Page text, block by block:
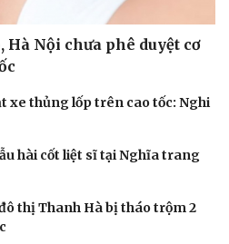
Hà Nội chưa phê duyệt cơ
xe thủng lốp trên cao tốc: Nghi
hài cốt liệt sĩ tại Nghĩa trang
thị Thanh Hà bị tháo trộm 2